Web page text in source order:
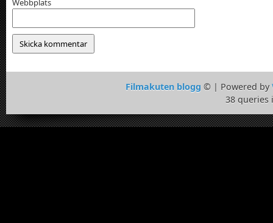
Webbplats
Filmakuten blogg © | Powered by
38 queries